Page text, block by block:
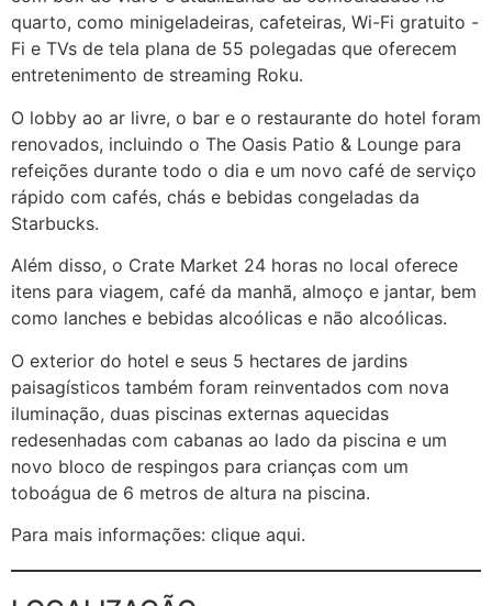
quarto, como minigeladeiras, cafeteiras, Wi-Fi gratuito -
Fi e TVs de tela plana de 55 polegadas que oferecem
entretenimento de streaming Roku.
O lobby ao ar livre, o bar e o restaurante do hotel foram
renovados, incluindo o The Oasis Patio & Lounge para
refeições durante todo o dia e um novo café de serviço
rápido com cafés, chás e bebidas congeladas da
Starbucks.
Além disso, o Crate Market 24 horas no local oferece
itens para viagem, café da manhã, almoço e jantar, bem
como lanches e bebidas alcoólicas e não alcoólicas.
O exterior do hotel e seus 5 hectares de jardins
paisagísticos também foram reinventados com nova
iluminação, duas piscinas externas aquecidas
redesenhadas com cabanas ao lado da piscina e um
novo bloco de respingos para crianças com um
toboágua de 6 metros de altura na piscina.
Para mais informações: clique aqui.